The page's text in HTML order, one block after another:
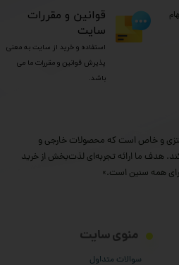
فانتزی و خاص است که محصولات خارجی و
هدف ما ارائه تجربه‌ای لذت‌بخش از خرید
همه سنین است.»
منوی سایت
سوالات متداول
​قوانین و مقررات
سایت
استفاده و خرید از سایت به معنی
پذیرش قوانین و مقررات ما می
باشد.